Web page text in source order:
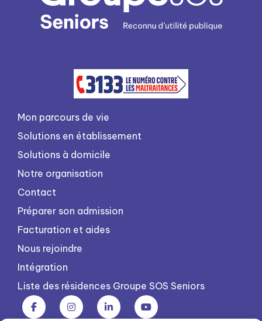
Mon parcours de vie
Solutions en établissement
Solutions à domicile
Notre organisation
Contact
Préparer son admission
Facturation et aides
Nous rejoindre
Intégration
Liste des résidences Groupe SOS Seniors